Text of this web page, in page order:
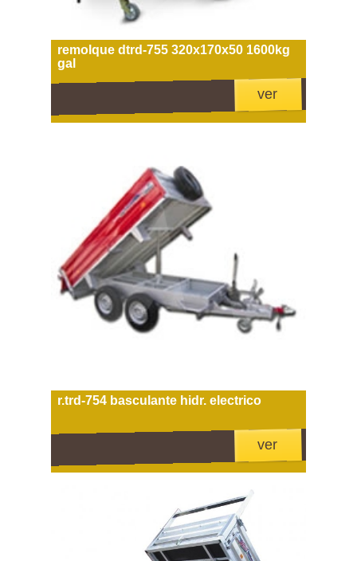
remolque dtrd-755 320x170x50 1600kg
gal
ver
r.trd-754 basculante hidr. electrico
ver